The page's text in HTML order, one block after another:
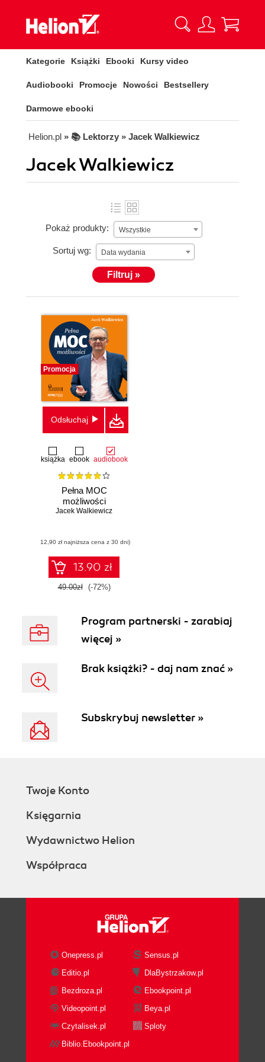
Kategorie Książki Ebooki Kursy video
Audiobooki Promocje Nowości Bestsellery
Darmowe ebooki
Helion.pl » 📚 Lektorzy » Jacek Walkiewicz
Jacek Walkiewicz
Pokaż produkty: Wszystkie
Sortuj wg: Data wydania
Filtruj »
Promocja
Odsłuchaj
książka ebook audiobook
Pełna MOC
możliwości
Jacek Walkiewicz
(12,90 zł najniższa cena z 30 dni)
13.90 zł
49.00zł (-72%)
Program partnerski - zarabiaj
więcej »
Brak książki? - daj nam znać »
Subskrybuj newsletter »
Twoje Konto
Księgarnia
Wydawnictwo Helion
Współpraca
Onepress.pl
Sensus.pl
Editio.pl
DlaBystrzakow.pl
Bezdroza.pl
Ebookpoint.pl
Videopoint.pl
Beya.pl
Czytalisek.pl
Sploty
Biblio.Ebookpoint.pl